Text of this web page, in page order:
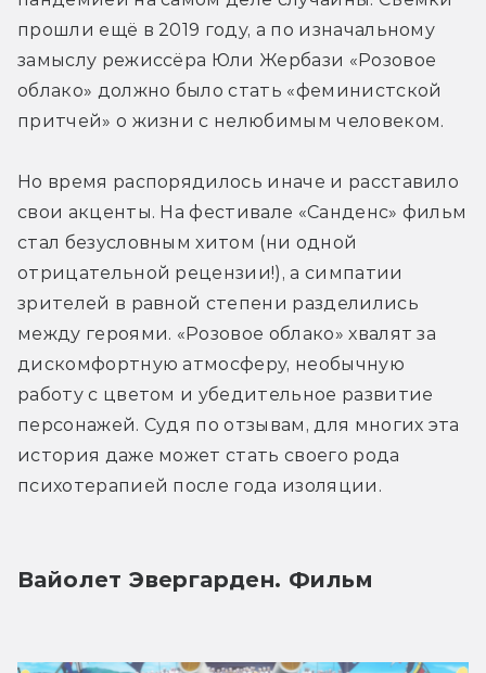
прошли ещё в 2019 году, а по изначальному
замыслу режиссёра Юли Жербази «Розовое
облако» должно было стать «феминистской
притчей» о жизни с нелюбимым человеком.
Но время распорядилось иначе и расставило
свои акценты. На фестивале «Санденс» фильм
стал безусловным хитом (ни одной
отрицательной рецензии!), а симпатии
зрителей в равной степени разделились
между героями. «Розовое облако» хвалят за
дискомфортную атмосферу, необычную
работу с цветом и убедительное развитие
персонажей. Судя по отзывам, для многих эта
история даже может стать своего рода
психотерапией после года изоляции.
Вайолет Эвергарден. Фильм